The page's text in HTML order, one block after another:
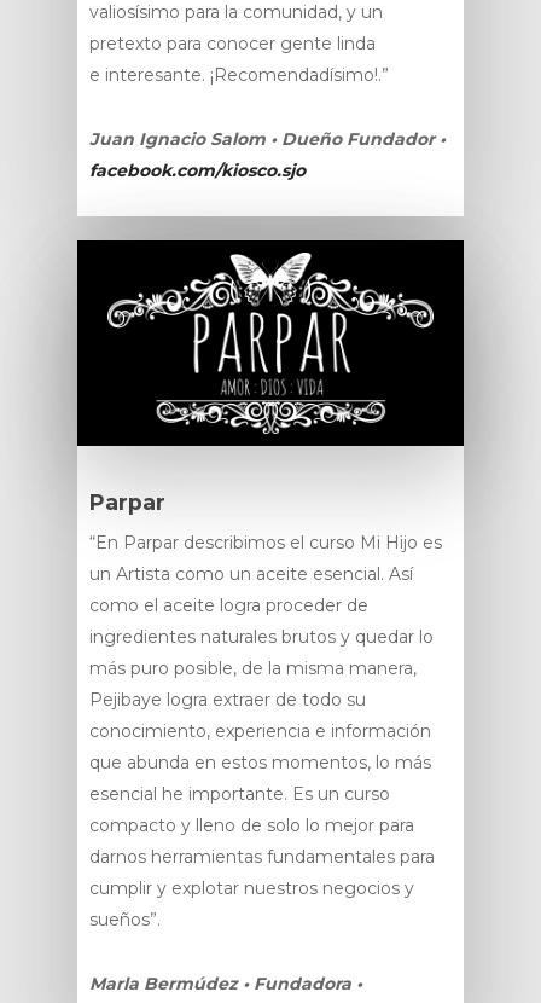
valiosísimo para la comunidad, y un
pretexto para conocer gente linda
e interesante. ¡Recomendadísimo!.”
Juan Ignacio Salom • Dueño Fundador •
facebook.com/kiosco.sjo
Parpar
“En Parpar describimos el curso Mi Hijo es
un Artista como un aceite esencial. Así
como el aceite logra proceder de
ingredientes naturales brutos y quedar lo
más puro posible, de la misma manera,
Pejibaye logra extraer de todo su
conocimiento, experiencia e información
que abunda en estos momentos, lo más
esencial he importante. Es un curso
compacto y lleno de solo lo mejor para
darnos herramientas fundamentales para
cumplir y explotar nuestros negocios y
sueños”.
Marla Bermúdez • Fundadora •